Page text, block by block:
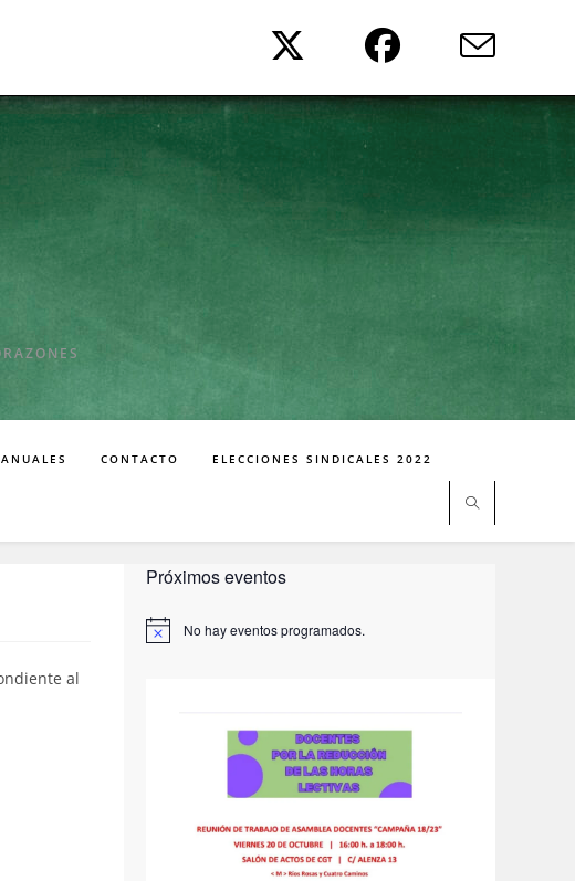
CONTACTO ELECCIONES SINDICALES 2022
al
Próximos eventos
No hay eventos programados.